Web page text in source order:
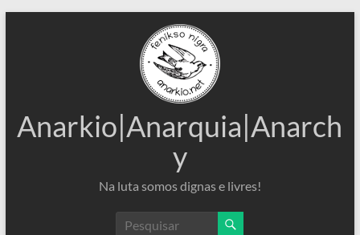
Anarkio|Anarquia|Anarch
y
Na luta somos dignas e livres!